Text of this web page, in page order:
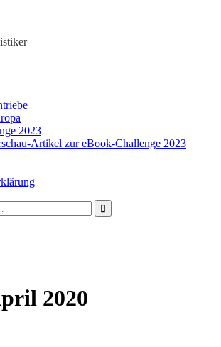
2023
Artikel zur eBook-Challenge 2023
2020